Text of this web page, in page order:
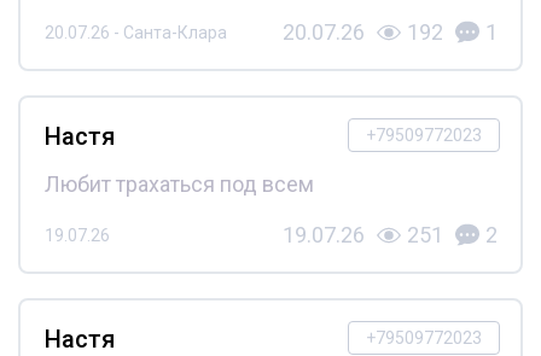
20.07.26 - Санта-Клара 20.07.26 192 1
+79509772023
Настя
Любит трахаться под всем
19.07.26 19.07.26 251 2
+79509772023
Настя